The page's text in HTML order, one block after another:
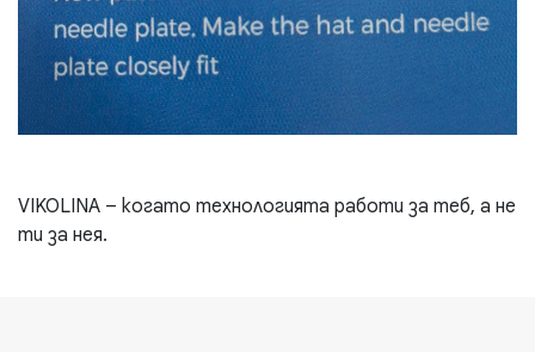
VIKOLINA – когато технологията работи за теб, а не
ти за нея.